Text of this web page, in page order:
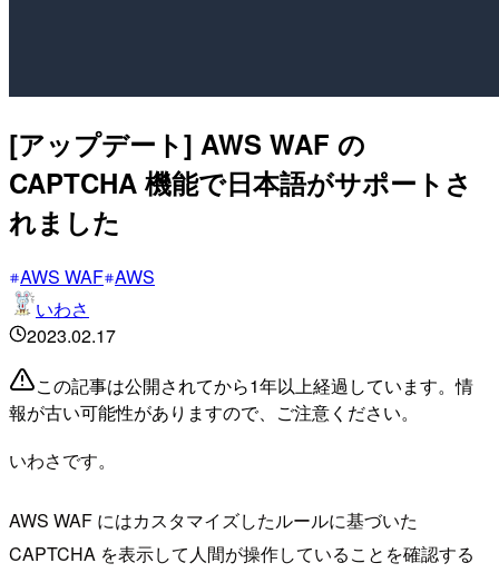
[アップデート] AWS WAF の
CAPTCHA 機能で日本語がサポートさ
れました
AWS WAF AWS
いわさ
2023.02.17
この記事は公開されてから1年以上経過しています。情
報が古い可能性がありますので、ご注意ください。
いわさです。
AWS WAF にはカスタマイズしたルールに基づいた
CAPTCHA を表示して人間が操作していることを確認する